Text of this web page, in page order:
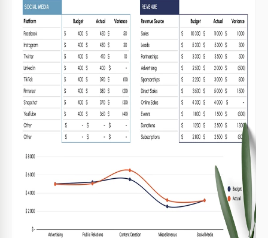
Il modello include le categorie Pubblicità, Creazione di
Contenuti, Relazioni Pubbliche, Varie, Social Media e Ricavi.
In fondo troverai un grafico a linee che viene compilato
automaticamente in base ai dati inseriti. Ti aiuterà a
visualizzare e confrontare i costi per le diverse categorie di
marketing.
Ogni sezione include inoltre più di 10 linee per specificare i
principali canali. Ad esempio, per la pubblicità, puoi
includere annunci online, spot TV e radio, invii di posta, ecc.
Modello 100% modificabile e stampabile
modelli di budget gratuiti
è semplice
perché offrono completa libertà d'azione! Puoi
personalizzare le categorie desiderate, cambiare il design o
utilizzare una versione stampata. Trova le migliori opzioni e
scaricale gratuitamente sul nostro sito web.